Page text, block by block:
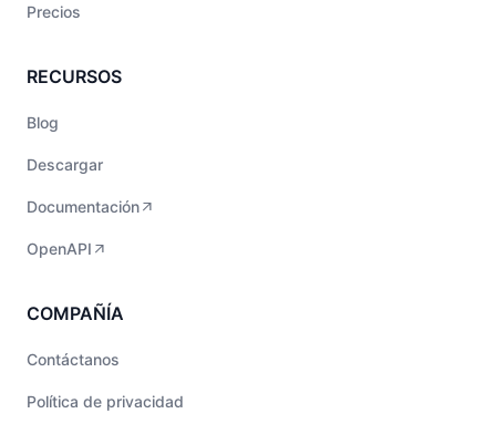
Precios
RECURSOS
Blog
Descargar
Documentación
OpenAPI
COMPAÑÍA
Contáctanos
Política de privacidad